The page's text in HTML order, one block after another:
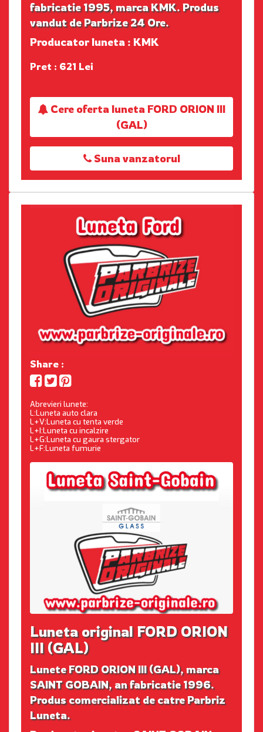
fabricatie 1995, marca KMK. Produs
vandut de Parbrize 24 Ore.
Producator luneta : KMK
Pret : 621 Lei
Cere oferta luneta FORD ORION III
(GAL)
Suna vanzatorul
Share :
Abrevieri lunete:
L:Luneta auto clara
L+V:Luneta cu tenta verde
L+I:Luneta cu incalzire
L+G:Luneta cu gaura stergator
L+F:Luneta fumurie
Luneta original FORD ORION
III (GAL)
Lunete FORD ORION III (GAL), marca
SAINT GOBAIN, an fabricatie 1996.
Produs comercializat de catre Parbriz
Luneta.